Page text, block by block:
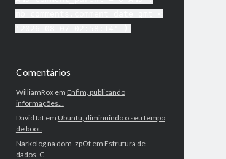
Comentários
WilliamRoxem Enfim, publicando
informações…
DavidTatem Ubuntu, diminuindo o seu tempo
de boot.
Narkolog na dom_zpOtem Estrutura de
dados, C